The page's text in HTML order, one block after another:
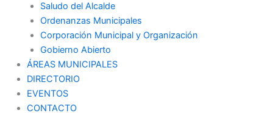
Saludo del Alcalde
Ordenanzas Municipales
Corporación Municipal y Organización
Gobierno Abierto
ÁREAS MUNICIPALES
DIRECTORIO
EVENTOS
CONTACTO